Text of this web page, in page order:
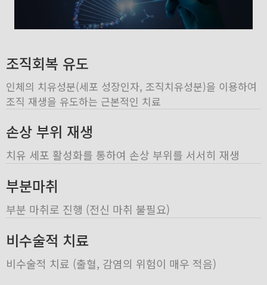
조직회복 유도
인체의 치유성분(세포 성장인자, 조직치유성분)을 이용하여
조직 재생을 유도하는 근본적인 치료
손상 부위 재생
치유 세포 활성화를 통하여 손상 부위를 서서히 재생
부분마취
부분 마취로 진행 (전신 마취 불필요)
비수술적 치료
비수술적 치료 (출혈, 감염의 위험이 매우 적음)